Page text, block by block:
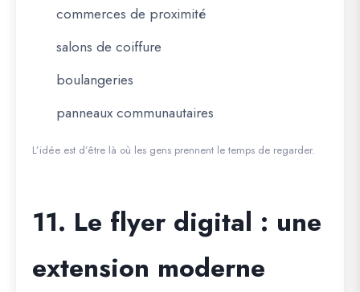
commerces de proximité
salons de coiffure
boulangeries
panneaux communautaires
L’idée est d’être là où les gens prennent le temps de regarder.
11. Le flyer digital : une
extension moderne